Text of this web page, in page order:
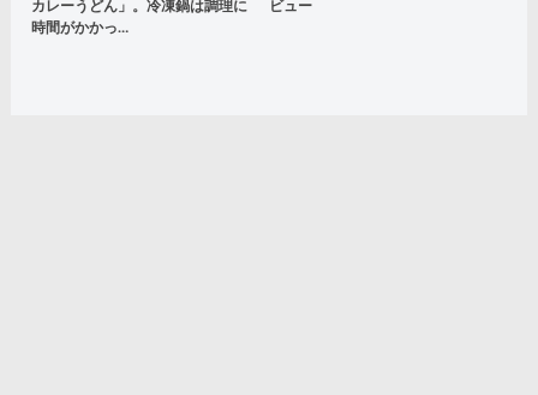
カレーうどん」。冷凍鍋は調理に
時間がかかっ…
ビュー